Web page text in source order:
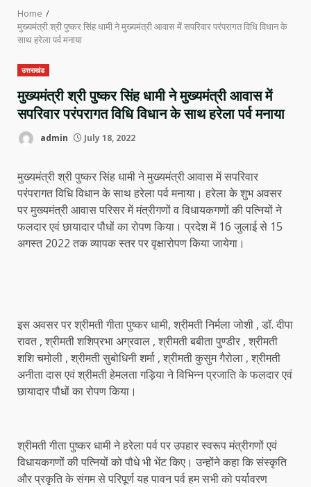
Home
मुख्यमंत्री श्री पुष्कर सिंह धामी ने मुख्यमंत्री आवास में सपरिवार परंपरागत विधि विधान के
साथ हरेला पर्व मनाया
उत्तराखंड
मुख्यमंत्री श्री पुष्कर सिंह धामी ने मुख्यमंत्री आवास में
सपरिवार परंपरागत विधि विधान के साथ हरेला पर्व मनाया
admin July 18, 2022
मुख्यमंत्री श्री पुष्कर सिंह धामी ने मुख्यमंत्री आवास में सपरिवार
परंपरागत विधि विधान के साथ हरेला पर्व मनाया। हरेला के शुभ अवसर
पर मुख्यमंत्री आवास परिसर में मंत्रीगणों व विधायकगणों की पत्नियों ने
फलदार एवं छायादार पौधों का रोपण किया। प्रदेश में 16 जुलाई से 15
अगस्त 2022 तक व्यापक स्तर पर वृक्षारोपण किया जायेगा।
इस अवसर पर श्रीमती गीता पुष्कर धामी, श्रीमती निर्मला जोशी , डॉ. दीपा
रावत , श्रीमती शशिप्रभा अग्रवाल , श्रीमती बबीता पुण्डीर , श्रीमती
शशि चमोली , श्रीमती सुबोधिनी शर्मा , श्रीमती कुसुम गैरोला , श्रीमती
अनीता दास एवं श्रीमती हेमलता गड़िया ने विभिन्न प्रजाति के फलदार एवं
छायादार पौधों का रोपण किया।
श्रीमती गीता पुष्कर धामी ने हरेला पर्व पर उपहार स्वरूप मंत्रीगणों एवं
विधायकगणों की पत्नियों को पौधे भी भेंट किए। उन्होंने कहा कि संस्कृति
और प्रकृति के संगम से परिपूर्ण यह पावन पर्व हम सभी को पर्यावरण